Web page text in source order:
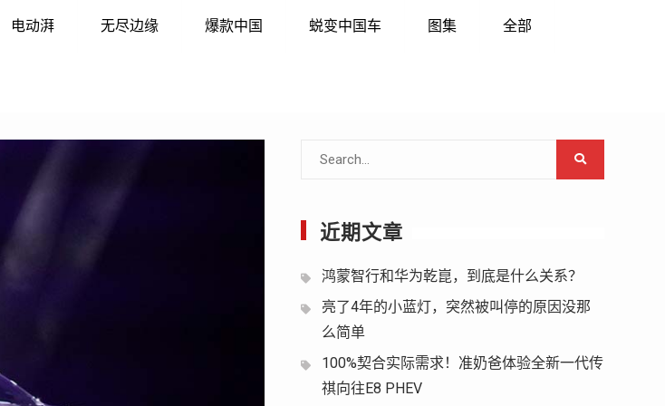
电动湃 无尽边缘 爆款中国 蜕变中国车 图集 全部
Search
近期文章
鸿蒙智行和华为乾崑，到底是什么关系？
亮了4年的小蓝灯，突然被叫停的原因没那
么简单
100%契合实际需求！准奶爸体验全新一代传
祺向往E8 PHEV